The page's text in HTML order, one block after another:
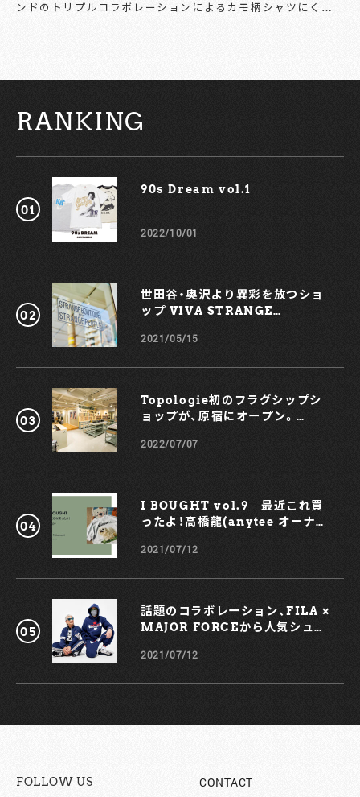
ンドのトリプルコラボレーションによるカモ柄シャツにくわ
れの魅力をふんだんに盛り込んだアイテムに仕上げている。
さらに、グリップスワニーとアトモスのワッペンが付属され
「ほりにし」を取り扱う和歌山県のアウトドアショップ『オレン
ジ』によって製作されたワッペンも。アレンジ可能なギミック
もうれしいポイントだ。 1,793円（税込） 今回のコレクション
には、キャンプシャツ同様に「カモフラージュ柄」をあしらった
パッケージにあしらった「ほりにし」のスパイスもラインナッ
プ。20種類以上のスパイス・調味料をスペシャルブレンドした
に、圧倒的な光量と耐久性を兼備するハンディサイズのLEDラ
イトもラインナップされるとのこと。豊富なラインナップが揃
った、アトモスの「アウトドア ギア コレクション」は、アトモ
ス千駄木とアトモスのオンラインショップにて販売中だ。アウ
トドア・インドアを問わず、日々の生活にも便利なアイテムと
https://www.atmos-tokyo.com
RANKING
90s Dream vol.1￼
2022/10/01
世田谷・奥沢より異彩を放つショ
ップ VIVA STRANGE
2021/05/15
Topologie初のフラグシップシ
ョップが、原宿にオープン。
も！
2022/07/07
I BOUGHT vol.9 最近これ買
ったよ！高橋龍(anytee オーナ
2021/07/12
話題のコラボレーション、FILA ×
MAJOR FORCEから人気シュー
2021/07/12
FOLLOW US CONTACT